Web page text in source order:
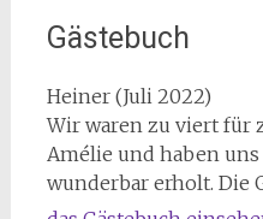
Gästebuch
Heiner (Juli 2022)
Wir waren zu viert für
Amélie und haben
wunderbar erholt. Die